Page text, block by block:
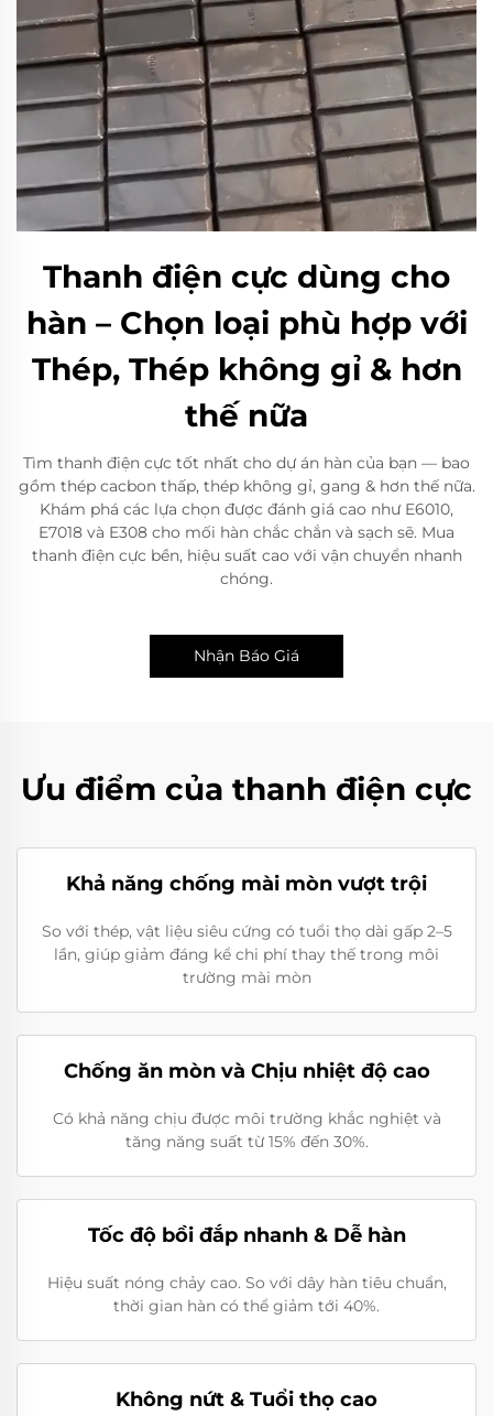
Thanh điện cực dùng cho
hàn – Chọn loại phù hợp với
Thép, Thép không gỉ & hơn
thế nữa
Tìm thanh điện cực tốt nhất cho dự án hàn của bạn — bao
gồm thép cacbon thấp, thép không gỉ, gang & hơn thế nữa.
Khám phá các lựa chọn được đánh giá cao như E6010,
E7018 và E308 cho mối hàn chắc chắn và sạch sẽ. Mua
thanh điện cực bền, hiệu suất cao với vận chuyển nhanh
chóng.
Nhận Báo Giá
Ưu điểm của thanh điện cực
Khả năng chống mài mòn vượt trội
So với thép, vật liệu siêu cứng có tuổi thọ dài gấp 2–5
lần, giúp giảm đáng kể chi phí thay thế trong môi
trường mài mòn
Chống ăn mòn và Chịu nhiệt độ cao
Có khả năng chịu được môi trường khắc nghiệt và
tăng năng suất từ 15% đến 30%.
Tốc độ bồi đắp nhanh & Dễ hàn
Hiệu suất nóng chảy cao. So với dây hàn tiêu chuẩn,
thời gian hàn có thể giảm tới 40%.
Không nứt & Tuổi thọ cao